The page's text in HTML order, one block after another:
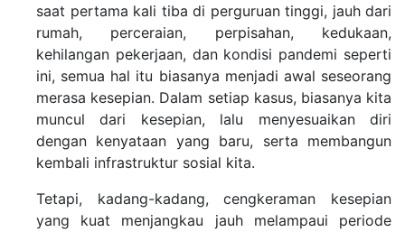
saat pertama kali tiba di perguruan tinggi, jauh dari
rumah, perceraian, perpisahan, kedukaan,
kehilangan pekerjaan, dan kondisi pandemi seperti
ini, semua hal itu biasanya menjadi awal seseorang
merasa kesepian. Dalam setiap kasus, biasanya kita
muncul dari kesepian, lalu menyesuaikan diri
dengan kenyataan yang baru, serta membangun
kembali infrastruktur sosial kita.
Tetapi, kadang-kadang, cengkeraman kesepian
yang kuat menjangkau jauh melampaui periode